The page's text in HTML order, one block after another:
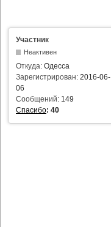
Участник
Неактивен
Откуда: Одесса
Зарегистрирован: 2016-06-
06
Сообщений: 149
Спасибо: 40